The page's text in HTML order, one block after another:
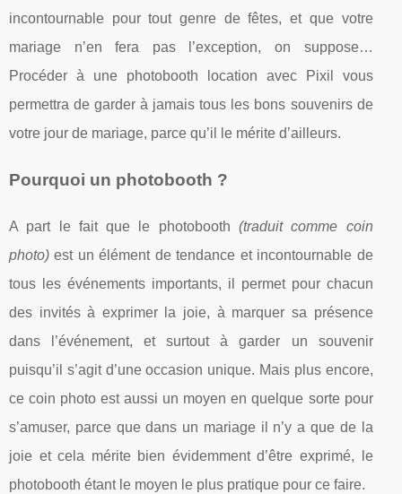
incontournable pour tout genre de fêtes, et que votre
mariage n’en fera pas l’exception, on suppose…
Procéder à une photobooth location avec Pixil vous
permettra de garder à jamais tous les bons souvenirs de
votre jour de mariage, parce qu’il le mérite d’ailleurs.
Pourquoi un photobooth ?
A part le fait que le photobooth(traduit comme coin
photo) est un élément de tendance et incontournable de
tous les événements importants, il permet pour chacun
des invités à exprimer la joie, à marquer sa présence
dans l’événement, et surtout à garder un souvenir
puisqu’il s’agit d’une occasion unique. Mais plus encore,
ce coin photo est aussi un moyen en quelque sorte pour
s’amuser, parce que dans un mariage il n’y a que de la
joie et cela mérite bien évidemment d’être exprimé, le
photobooth étant le moyen le plus pratique pour ce faire.